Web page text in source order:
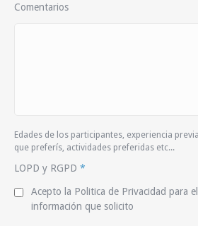
Comentarios
Edades de los participantes, experiencia
que preferís, actividades preferidas etc...
LOPD y RGPD *
Acepto la Politica de Privacidad para
información que solicito